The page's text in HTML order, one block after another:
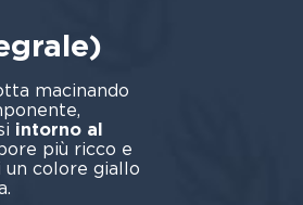
macinando
intorno al
più ricco e
colore giallo